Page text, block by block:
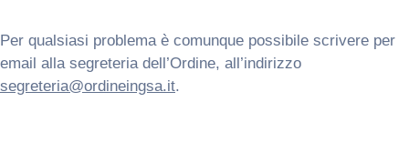
Per qualsiasi problema è comunque possibile scrivere per
email alla segreteria dell’Ordine, all’indirizzo
segreteria@ordineingsa.it.